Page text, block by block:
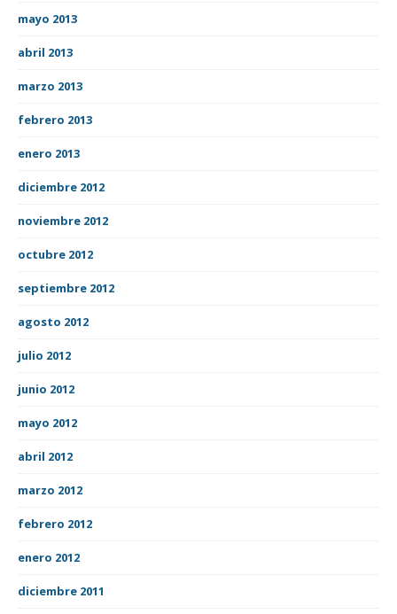
mayo 2013
abril 2013
marzo 2013
febrero 2013
enero 2013
diciembre 2012
noviembre 2012
octubre 2012
septiembre 2012
agosto 2012
julio 2012
junio 2012
mayo 2012
abril 2012
marzo 2012
febrero 2012
enero 2012
diciembre 2011